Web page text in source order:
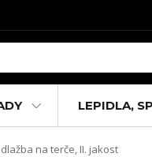
LEPIDLA,
na terče, II. jakost